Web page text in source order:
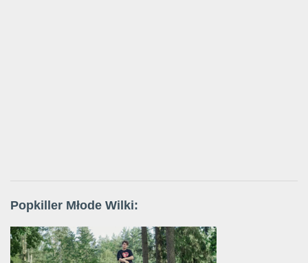
Popkiller Młode Wilki: